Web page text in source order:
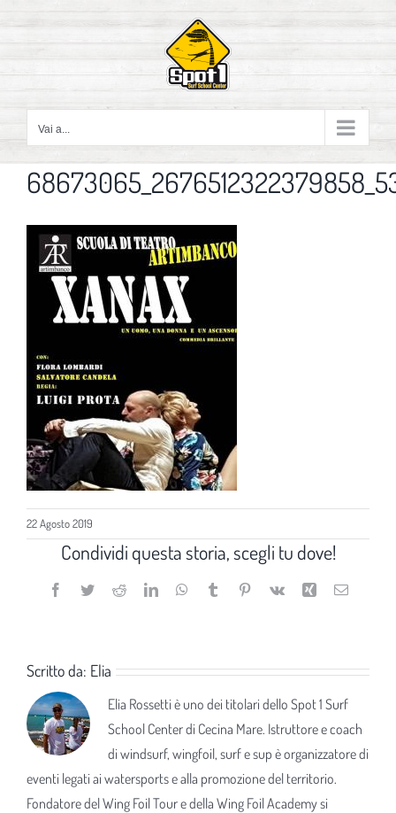
contenuto
Vai a...
22 Agosto 2019
Condividi questa storia, scegli tu dove!
Facebook
TwitterRedditLinkedInWhatsApp
TumblrPinterest
Vk Xing Email
Scritto da: Elia
Elia Rossetti è uno dei titolari dello Spot 1 Surf
School Center di Cecina Mare. Istruttore e coach
di windsurf, wingfoil, surf e sup è organizzatore di
eventi legati ai watersports e alla promozione del territorio.
Fondatore del Wing Foil Tour e della Wing Foil Academy si